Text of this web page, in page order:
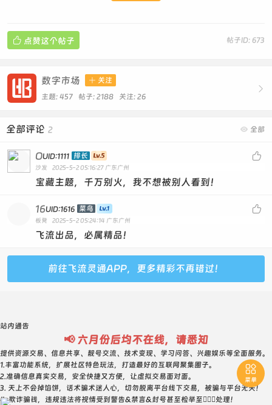
7597457--4级--普号--750元
7622379--2级--普号--800元 内对子
7632920--普号--6级--800元 就爱你寓意尾
7649253--6级--普号--750元
7662173--1级--普号--800元
7736847--6级--普号--750元 对子开
7742750--5级--普号--750元 对子开
7777501--普号--1级--3800元 极品4A 干净处号
7777092 普号 3级 3588元 干净4A开
7777708 靓号 23级 7200元 极品5A开 ABC 普点靓
7806263--普号--800元
7807093--2级--普号--800元
7857193--1级--普号--800元
7860728--普号--800元
7862345 普号 16级 2088元 0违规 4顺尾
7904532--7级--普号--750元
帖子ID: 673
 点赞这个帖子

数字市场  关注
主题: 457 帖子: 2188 关注: 26
 全部
全部评论 2

OUID:1111 排长
沙发 2025-5-2 05:16:27 广东广州
宝藏主题，千万别火，我不想被别人看到！

16UID:1616 菜鸟
板凳 2025-5-2 05:24:14 广东广州
飞流出品，必属精品！
前往飞流灵通APP，更多精彩不再错过！

菜单
站内通告
📢 六月份后均不在线，请悉知
提供资源交易、信息共享、靓号交流、技术变现、学习问答、兴趣娱乐等全面服务。
1.丰富功能系统，扩展社区特色玩法，打造最好的互联网聚集圈子。
2.准确信息真实交易，安全快捷又方便，让虚拟交易面对面。
3. 天上不会掉馅饼，话术骗术迷人心，切勿脱离平台线下交易，被骗与平台无关！
4. 欺诈骗钱，违规违法将视情受到警告&禁言&封号甚至检举至👮🏻‍♀️处理！